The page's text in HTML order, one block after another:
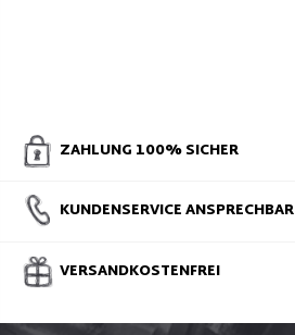
ZAHLUNG 100% SICHER
KUNDENSERVICE ANSPRECHBAR
VERSANDKOSTENFREI